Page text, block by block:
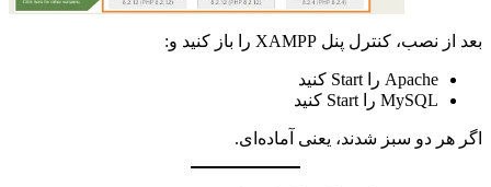
بعد از نصب، کنترل پنل XAMPP را باز کنید و:
Apache را Start کنید
MySQL را Start کنید
اگر هر دو سبز شدند، یعنی آماده‌ای.